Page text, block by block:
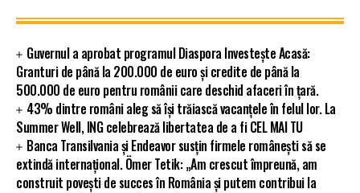
Guvernul a aprobat programul Diaspora Investește Acasă:
Granturi de până la 200.000 de euro și credite de până la
500.000 de euro pentru românii care deschid afaceri în țară.
43% dintre români aleg să își trăiască vacanțele în felul lor. La
Summer Well, ING celebrează libertatea de a fi CEL MAI TU
Banca Transilvania și Endeavor susțin firmele românești să se
extindă internațional. Ömer Tetik: „Am crescut împreună, am
construit povești de succes în România și putem contribui la